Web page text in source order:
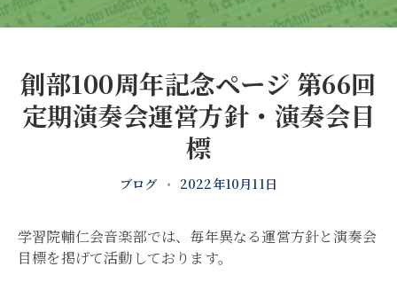
創部100周年記念ページ 第66回
定期演奏会運営方針・演奏会目
標
ブログ • 2022年10月11日
学習院輔仁会音楽部では、毎年異なる運営方針と演奏会
目標を掲げて活動しております。